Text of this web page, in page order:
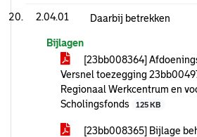
2.04.01 Daarbij betrekken
Bijlagen
[23bb008364]
Versnel toezegging
Regionaal Werkcentrum en
Scholingsfonds
125 KB
[23bb008365] Bijlage